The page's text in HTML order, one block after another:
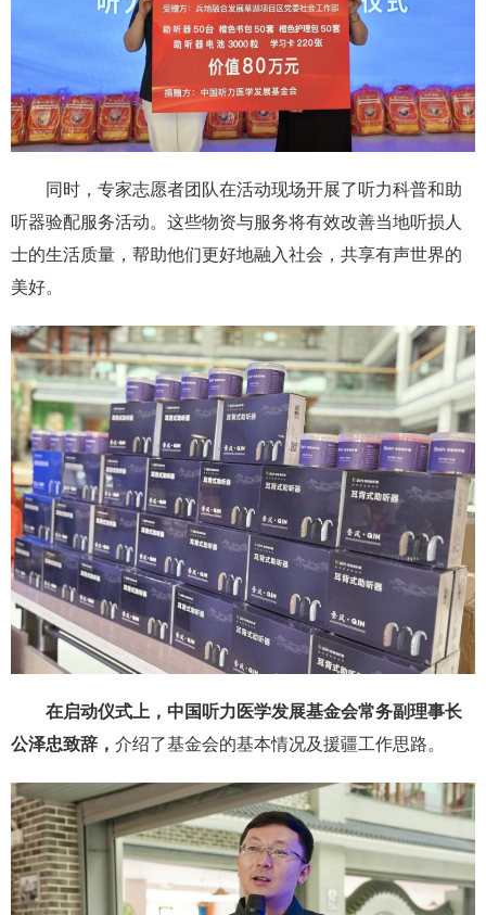
同时，专家志愿者团队在活动现场开展了听力科普和助
听器验配服务活动。这些物资与服务将有效改善当地听损人
士的生活质量，帮助他们更好地融入社会，共享有声世界的
美好。
在启动仪式上， 中国听力医学发展基金会常务副理事长
公泽忠致辞， 介绍了基金会的基本情况及援疆工作思路。